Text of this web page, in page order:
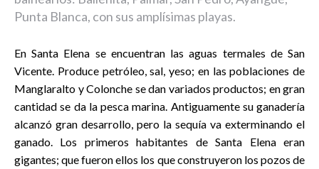
Punta Blanca, con sus amplísimas playas.
En Santa Elena se encuentran las aguas termales de San
Vicente. Produce petróleo, sal, yeso; en las poblaciones de
Manglaralto y Colonche se dan variados productos; en gran
cantidad se da la pesca marina. Antiguamente su ganadería
alcanzó gran desarrollo, pero la sequía va exterminando el
ganado. Los primeros habitantes de Santa Elena eran
gigantes; que fueron ellos los que construyeron los pozos de